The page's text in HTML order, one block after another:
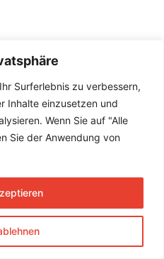
Surferlebnis zu verbessern,
Inhalte einzusetzen und
Wenn Sie auf "Alle
Sie der Anwendung von